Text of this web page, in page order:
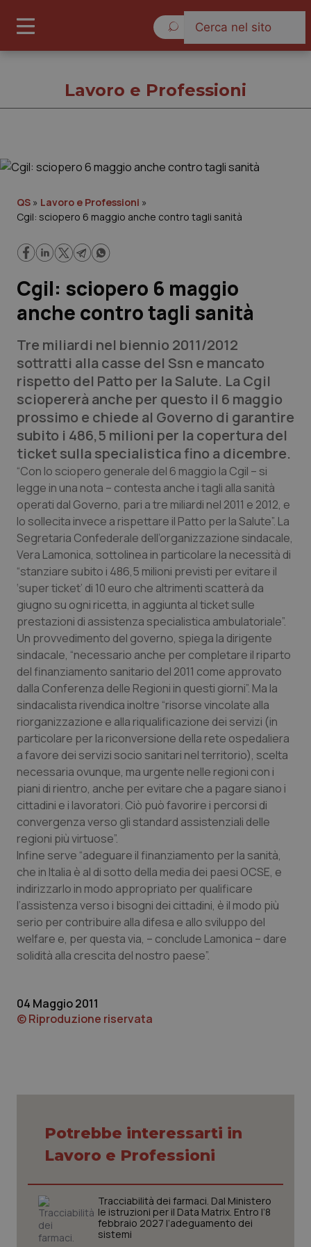
Cronache
Lavoro e Professioni
Scienza e Farmaci
Studi e Analisi
Lettere al direttore
Edizioni Regionali
QS Pro
Professionisti Sanitari.AI
Abruzzo
Basilicata
Calabria
Campania
Emilia-Romagna
Friuli Venezia Giulia
Lazio
Liguria
Lombardia
Marche
Molise
Piemonte
Provincia Autonoma di Bolzano
Sicilia
Umbria
QS Pro Gold
Artrite & artrosi
Asma & BPCO
Car-T
Colesterolo & coronaropatie
Dermatite Atopica
Diabete & glucometri
Disturbi dell’umore
Dolore
Donna & Salute
Epatiti
HIV
Infezioni & Febbre
Neuroscienze & patologie neurodegenerative
Oftalmologia
QS Club Newsletter
Lavoro e Professioni
QS » Lavoro e Professioni »
Cgil: sciopero 6 maggio anche contro tagli sanità
Cgil: sciopero 6 maggio
anche contro tagli sanità
Tre miliardi nel biennio 2011/2012
sottratti alla casse del Ssn e mancato
rispetto del Patto per la Salute. La Cgil
sciopererà anche per questo il 6 maggio
prossimo e chiede al Governo di garantire
subito i 486,5 milioni per la copertura del
ticket sulla specialistica fino a dicembre.
“Con lo sciopero generale del 6 maggio la Cgil – si
legge in una nota – contesta anche i tagli alla sanità
operati dal Governo, pari a tre miliardi nel 2011 e 2012, e
lo sollecita invece a rispettare il Patto per la Salute”. La
Segretaria Confederale dell’organizzazione sindacale,
Vera Lamonica, sottolinea in particolare la necessità di
“stanziare subito i 486,5 milioni previsti per evitare il
‘super ticket’ di 10 euro che altrimenti scatterà da
giugno su ogni ricetta, in aggiunta al ticket sulle
prestazioni di assistenza specialistica ambulatoriale”.
Un provvedimento del governo, spiega la dirigente
sindacale, “necessario anche per completare il riparto
del finanziamento sanitario del 2011 come approvato
dalla Conferenza delle Regioni in questi giorni”. Ma la
sindacalista rivendica inoltre “risorse vincolate alla
riorganizzazione e alla riqualificazione dei servizi (in
particolare per la riconversione della rete ospedaliera
a favore dei servizi socio sanitari nel territorio), scelta
necessaria ovunque, ma urgente nelle regioni con i
piani di rientro, anche per evitare che a pagare siano i
cittadini e i lavoratori. Ciò può favorire i percorsi di
convergenza verso gli standard assistenziali delle
regioni più virtuose”.
Infine serve “adeguare il finanziamento per la sanità,
che in Italia è al di sotto della media dei paesi OCSE, e
indirizzarlo in modo appropriato per qualificare
l’assistenza verso i bisogni dei cittadini, è il modo più
serio per contribuire alla difesa e allo sviluppo del
welfare e, per questa via, – conclude Lamonica – dare
solidità alla crescita del nostro paese”.
04 Maggio 2011
© Riproduzione riservata
Potrebbe interessarti in
Lavoro e Professioni
Tracciabilità dei farmaci. Dal Ministero
le istruzioni per il Data Matrix. Entro l’8
febbraio 2027 l’adeguamento dei
sistemi